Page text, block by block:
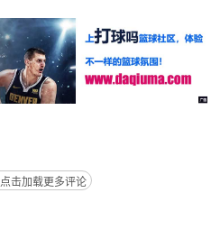
点击加载更多评论